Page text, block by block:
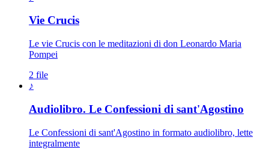
Vie Crucis
Le vie Crucis con le meditazioni di don Leonardo Maria
Pompei
2 file
♪
Audiolibro. Le Confessioni di sant'Agostino
Le Confessioni di sant'Agostino in formato audiolibro, lette
integralmente